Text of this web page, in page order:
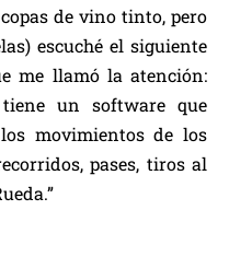
de vino tinto, pero
escuché el siguiente
me llamó la atención:
un software que
movimientos de los
pases, tiros al